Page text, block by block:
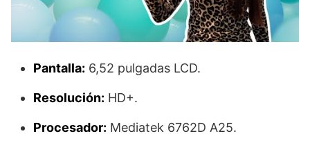
Pantalla: 6,52 pulgadas LCD.
Resolución: HD+.
Procesador: Mediatek 6762D A25.